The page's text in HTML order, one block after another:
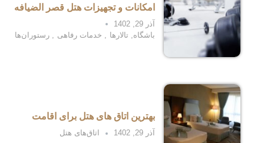
امکانات و تجهیزات هتل قصر الضیافه
آذر 29, 1402
باشگاه
تالارها خدمات رفاهی رستوران‌ها
بهترین اتاق های هتل برای اقامت
آذر 29, 1402 اتاق‌های هتل